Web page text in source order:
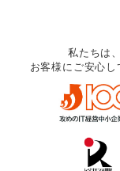
私たちは
お客様にご安心し